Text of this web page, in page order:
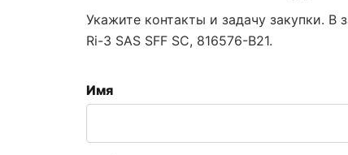
Укажите контакты и задачу закупки. В
Ri-3 SAS SFF SC, 816576-B21.
Имя